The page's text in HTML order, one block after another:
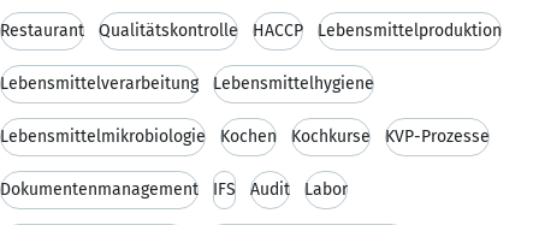
Restaurant Qualitätskontrolle HACCP Lebensmittelproduktion
Lebensmittelverarbeitung Lebensmittelhygiene
Lebensmittelmikrobiologie Kochen Kochkurse KVP-Prozesse
Dokumentenmanagement IFS Audit Labor